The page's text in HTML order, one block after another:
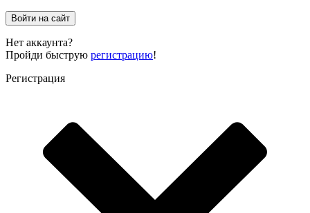
Войти на сайт
Нет аккаунта?
Пройди быструю регистрацию!
Регистрация